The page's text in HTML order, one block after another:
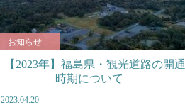
お知らせ
【2023年】福島県・観光道路の開通
時期について
2023.04.20